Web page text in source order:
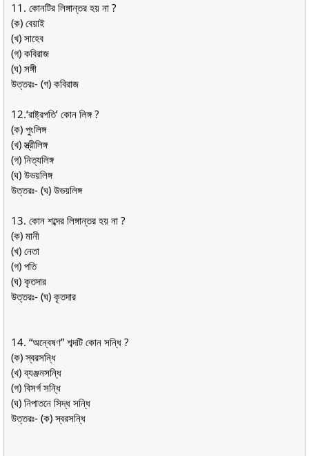
11. কোনটির লিঙ্গান্তর হয় না ?
(ক) বেয়াই
(খ) সাহেব
(গ) কবিরাজ
(ঘ) সঙ্গী
উত্তরঃ- (গ) কবিরাজ
12.‘রাষ্ট্রপতি’ কোন লিঙ্গ ?
(ক) পুংলিঙ্গ
(খ) স্ত্রীলিঙ্গ
(গ) নিত্যলিঙ্গ
(ঘ) উভয়লিঙ্গ
উত্তরঃ- (ঘ) উভয়লিঙ্গ
13. কোন শব্দের লিঙ্গান্তর হয় না ?
(ক) মানী
(খ) নেতা
(গ) পতি
(ঘ) কৃতদার
উত্তরঃ- (ঘ) কৃতদার
14. “অন্বেষণ” শব্দটি কোন সন্ধি ?
(ক) স্বরসন্ধি
(খ) ব্যঞ্জনসন্ধি
(গ) বিসর্গ সন্ধি
(ঘ) নিপাতনে সিদ্ধ সন্ধি
উত্তরঃ- (ক) স্বরসন্ধি